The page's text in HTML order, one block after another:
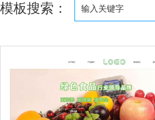
模板搜索：